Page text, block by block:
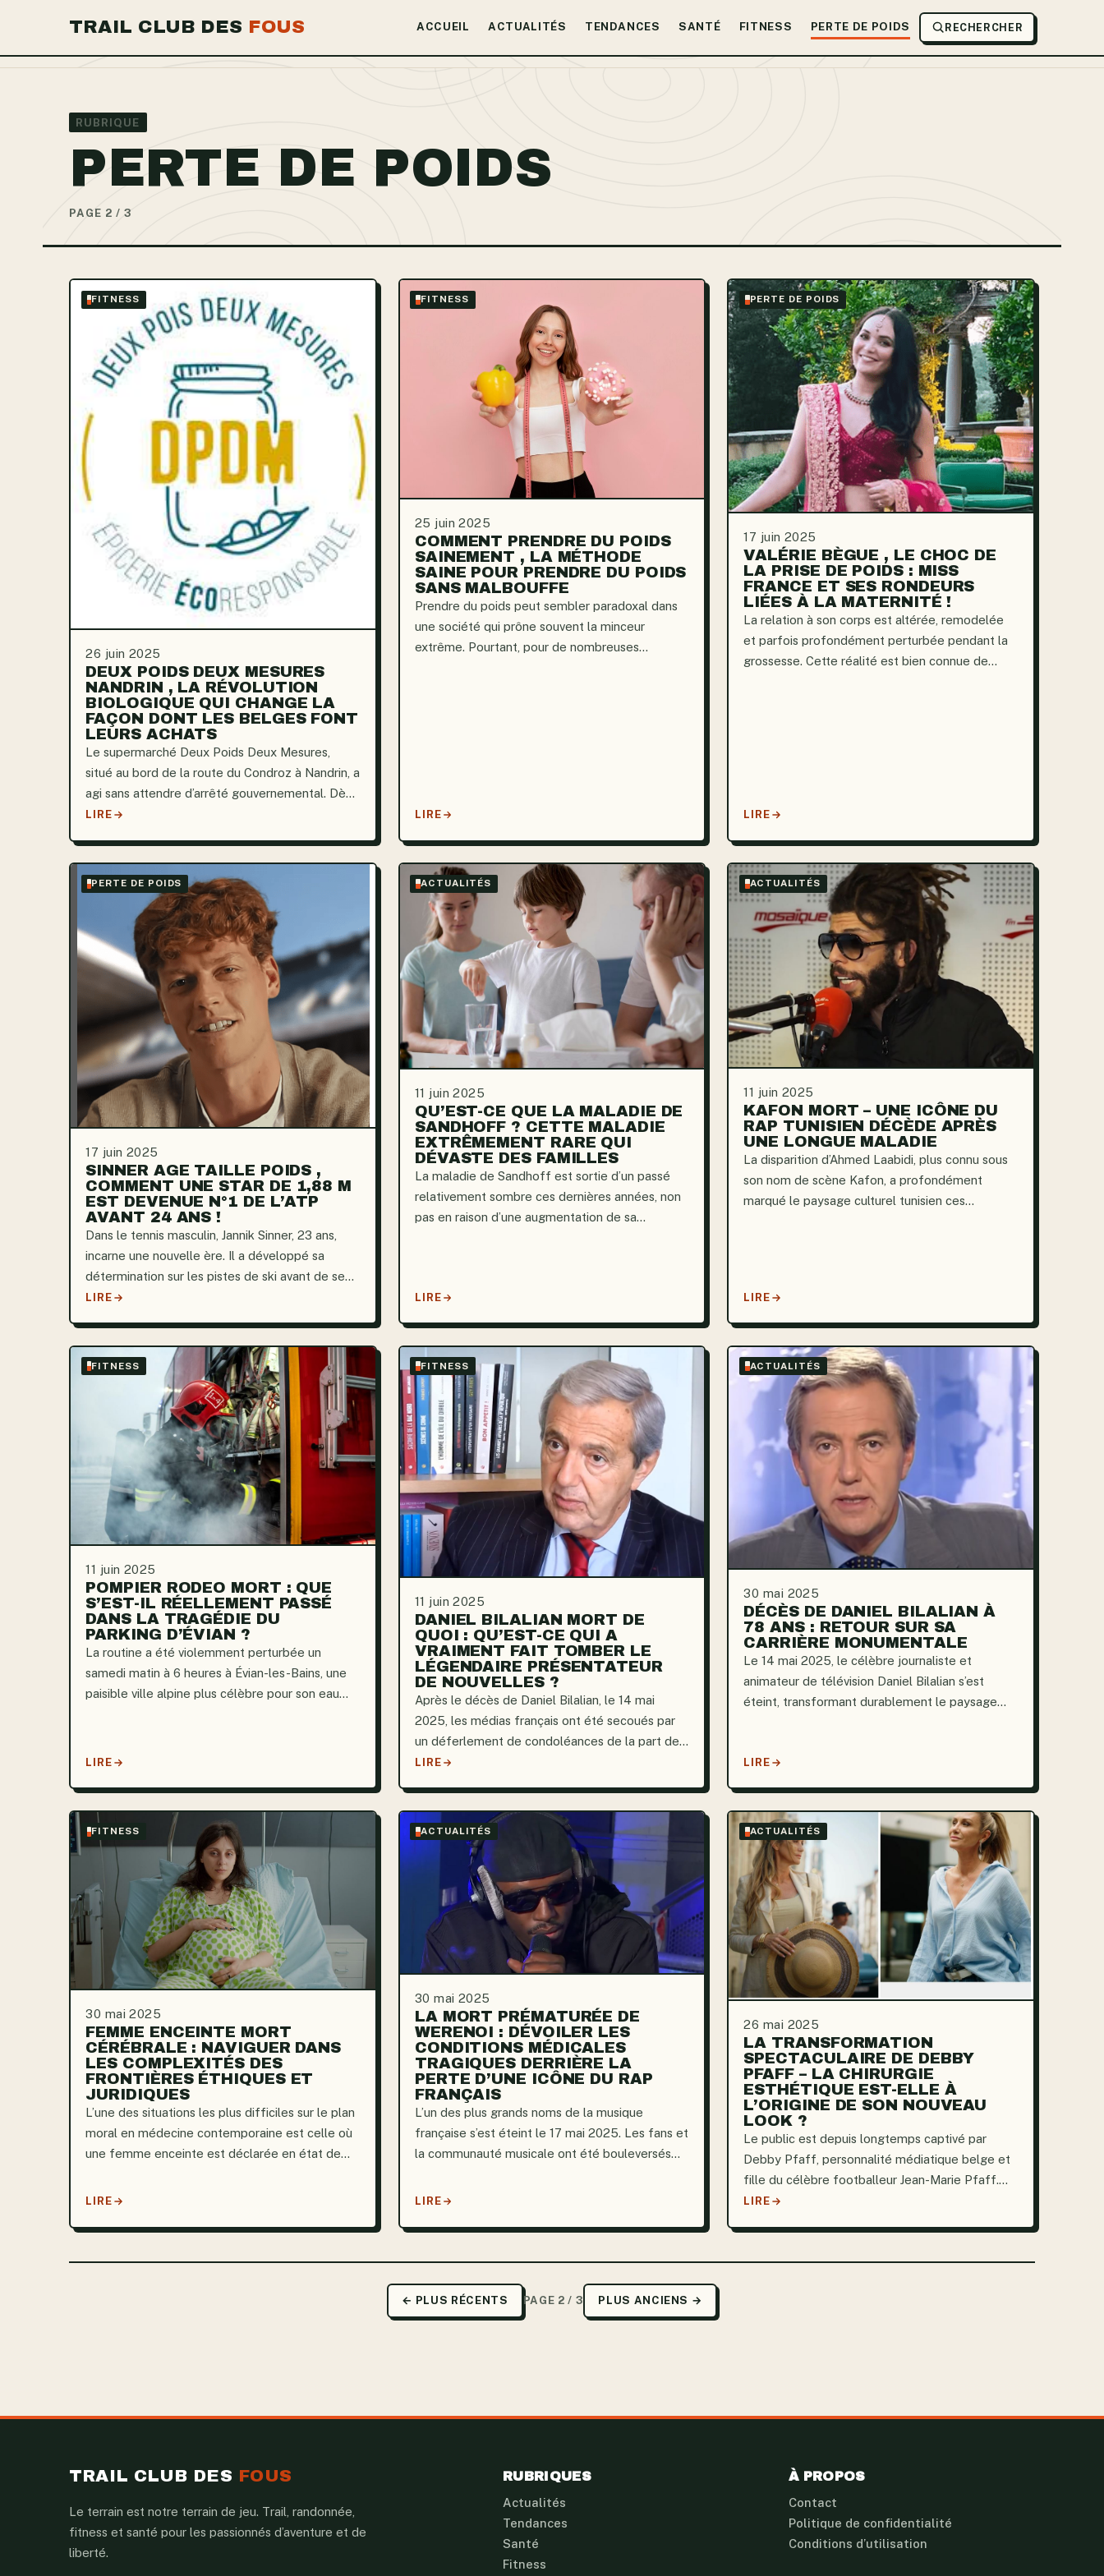
TRAIL CLUB DES FOUS ACCUEIL ACTUALITÉS TENDANCES SANTÉ FITNESS PERTE DE POIDS RECHERCHER
RUBRIQUE
PERTE DE POIDS
PAGE 2 / 3
FITNESS
26 juin 2025
DEUX POIDS DEUX MESURES
NANDRIN , LA RÉVOLUTION
BIOLOGIQUE QUI CHANGE LA
FAÇON DONT LES BELGES FONT
LEURS ACHATS
Le supermarché Deux Poids Deux Mesures,
situé au bord de la route du Condroz à Nandrin, a
agi sans attendre d’arrêté gouvernemental. Dès
l’entrée, l’expérience est mémorable. Un accueil
LIRE
FITNESS
25 juin 2025
COMMENT PRENDRE DU POIDS
SAINEMENT , LA MÉTHODE
SAINE POUR PRENDRE DU POIDS
SANS MALBOUFFE
Prendre du poids peut sembler paradoxal dans
une société qui prône souvent la minceur
extrême. Pourtant, pour de nombreuses
LIRE
PERTE DE POIDS
17 juin 2025
VALÉRIE BÈGUE , LE CHOC DE
LA PRISE DE POIDS : MISS
FRANCE ET SES RONDEURS
LIÉES À LA MATERNITÉ !
La relation à son corps est altérée, remodelée
et parfois profondément perturbée pendant la
grossesse. Cette réalité est bien connue de
LIRE
PERTE DE POIDS
17 juin 2025
SINNER AGE TAILLE POIDS ,
COMMENT UNE STAR DE 1,88 M
EST DEVENUE N°1 DE L’ATP
AVANT 24 ANS !
Dans le tennis masculin, Jannik Sinner, 23 ans,
incarne une nouvelle ère. Il a développé sa
détermination sur les pistes de ski avant de se
consacrer exclusivement au tennis. Né dans les
LIRE
ACTUALITÉS
11 juin 2025
QU’EST-CE QUE LA MALADIE DE
SANDHOFF ? CETTE MALADIE
EXTRÊMEMENT RARE QUI
DÉVASTE DES FAMILLES
La maladie de Sandhoff est sortie d’un passé
relativement sombre ces dernières années, non
pas en raison d’une augmentation de sa
LIRE
ACTUALITÉS
11 juin 2025
KAFON MORT – UNE ICÔNE DU
RAP TUNISIEN DÉCÈDE APRÈS
UNE LONGUE MALADIE
La disparition d’Ahmed Laabidi, plus connu sous
son nom de scène Kafon, a profondément
marqué le paysage culturel tunisien ces
LIRE
FITNESS
11 juin 2025
POMPIER RODEO MORT : QUE
S’EST-IL RÉELLEMENT PASSÉ
DANS LA TRAGÉDIE DU
PARKING D’ÉVIAN ?
La routine a été violemment perturbée un
samedi matin à 6 heures à Évian-les-Bains, une
paisible ville alpine plus célèbre pour son eau
ont poussé un groupe de pompiers...
LIRE
FITNESS
11 juin 2025
DANIEL BILALIAN MORT DE
QUOI : QU’EST-CE QUI A
VRAIMENT FAIT TOMBER LE
LÉGENDAIRE PRÉSENTATEUR
DE NOUVELLES ?
Après le décès de Daniel Bilalian, le 14 mai
2025, les médias français ont été secoués par
un déferlement de condoléances de la part de
ses collègues, des responsables politiques et
LIRE
ACTUALITÉS
30 mai 2025
DÉCÈS DE DANIEL BILALIAN À
78 ANS : RETOUR SUR SA
CARRIÈRE MONUMENTALE
Le 14 mai 2025, le célèbre journaliste et
animateur de télévision Daniel Bilalian s’est
éteint, transformant durablement le paysage
de 40 ans au cours de...
LIRE
FITNESS
30 mai 2025
FEMME ENCEINTE MORT
CÉRÉBRALE : NAVIGUER DANS
LES COMPLEXITÉS DES
FRONTIÈRES ÉTHIQUES ET
JURIDIQUES
L’une des situations les plus difficiles sur le plan
moral en médecine contemporaine est celle où
une femme enceinte est déclarée en état de
Même si une femme dans cet état est
LIRE
ACTUALITÉS
30 mai 2025
LA MORT PRÉMATURÉE DE
WERENOI : DÉVOILER LES
CONDITIONS MÉDICALES
TRAGIQUES DERRIÈRE LA
PERTE D’UNE ICÔNE DU RAP
FRANÇAIS
L’un des plus grands noms de la musique
française s’est éteint le 17 mai 2025. Les fans et
la communauté musicale ont été bouleversés
rap, à l’âge de 31 ans. Ses difficultés
LIRE
ACTUALITÉS
26 mai 2025
LA TRANSFORMATION
SPECTACULAIRE DE DEBBY
PFAFF – LA CHIRURGIE
ESTHÉTIQUE EST-ELLE À
L’ORIGINE DE SON NOUVEAU
LOOK ?
Le public est depuis longtemps captivé par
Debby Pfaff, personnalité médiatique belge et
fille du célèbre footballeur Jean-Marie Pfaff.
Debby, connue pour son élégance et ses
LIRE
← PLUS RÉCENTS PAGE 2 / 3 PLUS ANCIENS →
TRAIL CLUB DES FOUS
Le terrain est notre terrain de jeu. Trail, randonnée,
fitness et santé pour les passionnés d’aventure et de
liberté.
RUBRIQUES
Actualités
Tendances
Santé
Fitness
À PROPOS
Contact
Politique de confidentialité
Conditions d’utilisation